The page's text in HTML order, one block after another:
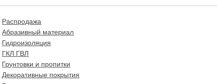
Распродажа
Абразивный материал
Гидроизоляция
ГКЛ ГВЛ
Грунтовки и пропитки
Декоративные покрытия